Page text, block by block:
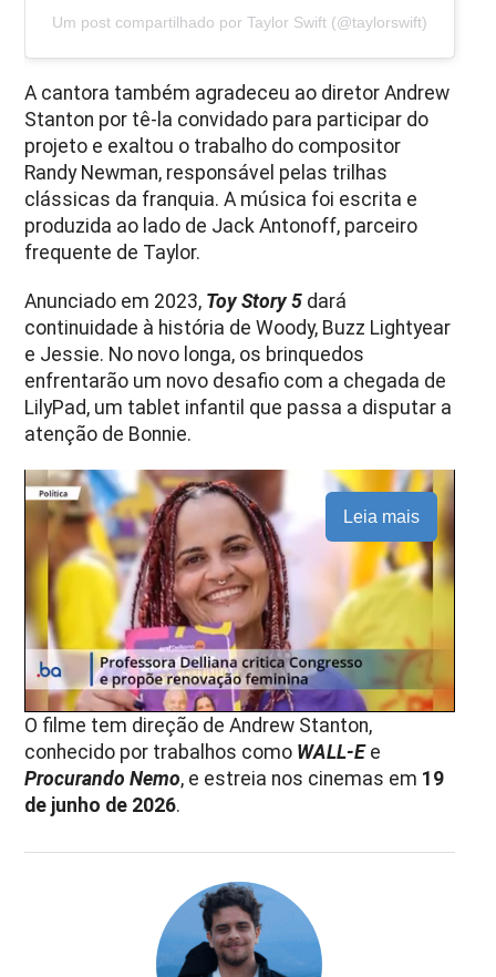
Um post compartilhado por Taylor Swift (@taylorswift)
A cantora também agradeceu ao diretorAndrew
Stanton por tê-la convidado para participar do
projeto e exaltou o trabalho do compositor
Randy Newman, responsável pelas trilhas
clássicas da franquia. A música foi escrita e
produzida ao lado de Jack Antonoff, parceiro
frequente de Taylor.
Anunciado em 2023, Toy Story 5 dará
continuidade à história de Woody, Buzz Lightyear
e Jessie. No novo longa, os brinquedos
enfrentarão um novo desafio com a chegada de
LilyPad, um tablet infantil que passa a disputar a
atenção de Bonnie.
Leia mais
O filme tem direção de Andrew Stanton,
conhecido por trabalhos como WALL-Ee
Procurando Nemo, e estreia nos cinemas em 19
de junho de 2026.